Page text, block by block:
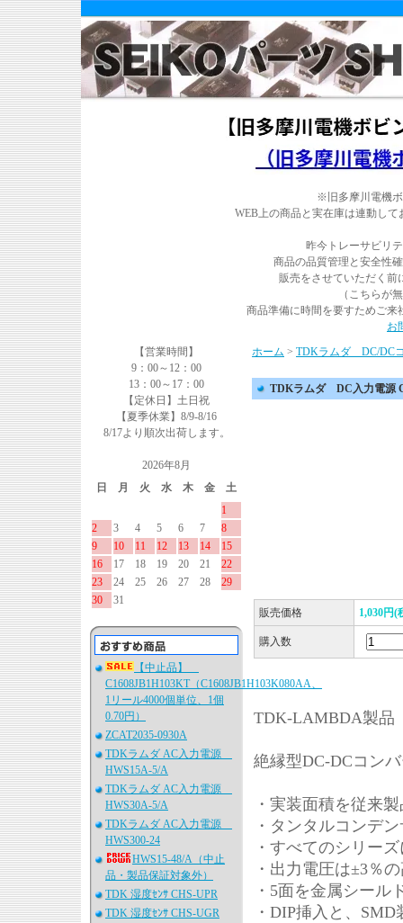
※旧多摩川電機
WEB上の商品と実在庫は連動し
昨今トレーサビリ
商品の品質管理と安全性
販売をさせていただく前
（こちらが
商品準備に時間を要すためご来
お
【営業時間】
9：00～12：00
13：00～17：00
【定休日】土日祝
【夏季休業】8/9-8/16
8/17より順次出荷します。
2026年8月
日
月 火 水 木 金
土
1
2
3 4 5 6 7
8
9
10 11 12 13 14
15
16
17 18 19 20 21
22
23
24 25 26 27 28
29
30
31
【中止品】
C1608JB1H103KT（C1608JB1H103K080AA、
1リール4000個単位、1個
0.70円）
ZCAT2035-0930A
TDKラムダ AC入力電源
HWS15A-5/A
TDKラムダ AC入力電源
HWS30A-5/A
TDKラムダ AC入力電源
HWS300-24
HWS15-48/A（中止
品・製品保証対象外）
TDK 湿度ｾﾝｻ CHS-UPR
TDK 湿度ｾﾝｻ CHS-UGR
ホーム > TDKラムダ DC/DC
TDKラムダ DC入力電源
販売価格 1,030円(
購入数
TDK-LAMBDA製品
絶縁型DC-DCコン
・実装面積を従来
・タンタルコンデ
・すべてのシリー
・出力電圧は±3％
・5面を金属シール
・DIP挿入と、